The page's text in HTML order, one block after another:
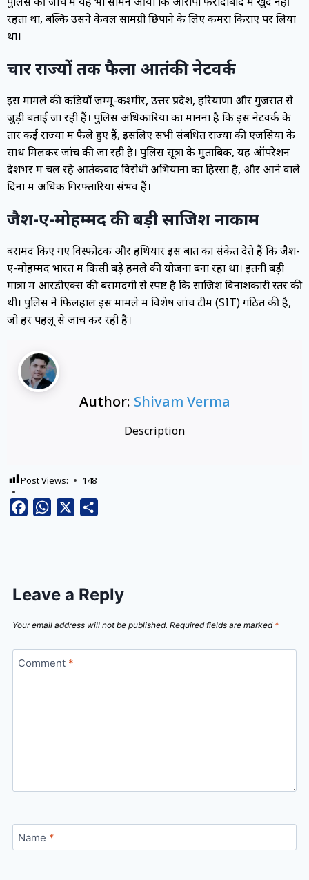
रहता था, बल्कि उसने केवल सामग्री छिपाने के लिए कमरा किराए पर लिया
था।
चार राज्यों तक फैला आतंकी नेटवर्क
इस मामले की कड़ियाँ जम्मू-कश्मीर, उत्तर प्रदेश, हरियाणा और गुजरात से
जुड़ी बताई जा रही हैं। पुलिस अधिकारियों का मानना है कि इस नेटवर्क के
तार कई राज्यों में फैले हुए हैं, इसलिए सभी संबंधित राज्यों की एजेंसियों के
साथ मिलकर जांच की जा रही है। पुलिस सूत्रों के मुताबिक, यह ऑपरेशन
देशभर में चल रहे आतंकवाद विरोधी अभियानों का हिस्सा है, और आने वाले
दिनों में अधिक गिरफ्तारियां संभव हैं।
जैश-ए-मोहम्मद की बड़ी साजिश नाकाम
बरामद किए गए विस्फोटक और हथियार इस बात का संकेत देते हैं कि जैश-
ए-मोहम्मद भारत में किसी बड़े हमले की योजना बना रहा था। इतनी बड़ी
मात्रा में आरडीएक्स की बरामदगी से स्पष्ट है कि साजिश विनाशकारी स्तर की
थी। पुलिस ने फिलहाल इस मामले में विशेष जांच टीम (SIT) गठित की है,
जो हर पहलू से जांच कर रही है।
Author: Shivam Verma
Description
Post Views: 148
FacebookWhatsApp
Leave a Reply
Your email address will not be published. Required fields are marked *
Comment *
Name *